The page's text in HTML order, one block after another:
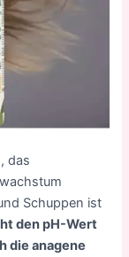
das
Schuppen ist
den pH-Wert
die anagene